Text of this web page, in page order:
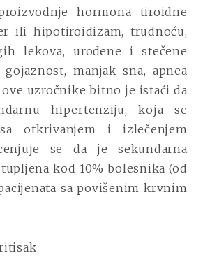
hormona tiroidne
ili hipotiroidizam, trudnoću,
lekova, urođene i stečene
gojaznost, manjak sna, apnea
ove uzročnike bitno je istaći da
hipertenziju, koja se
otkrivanjem i izlečenjem
se da je sekundarna
kod 10% bolesnika (od
sa povišenim krvnim